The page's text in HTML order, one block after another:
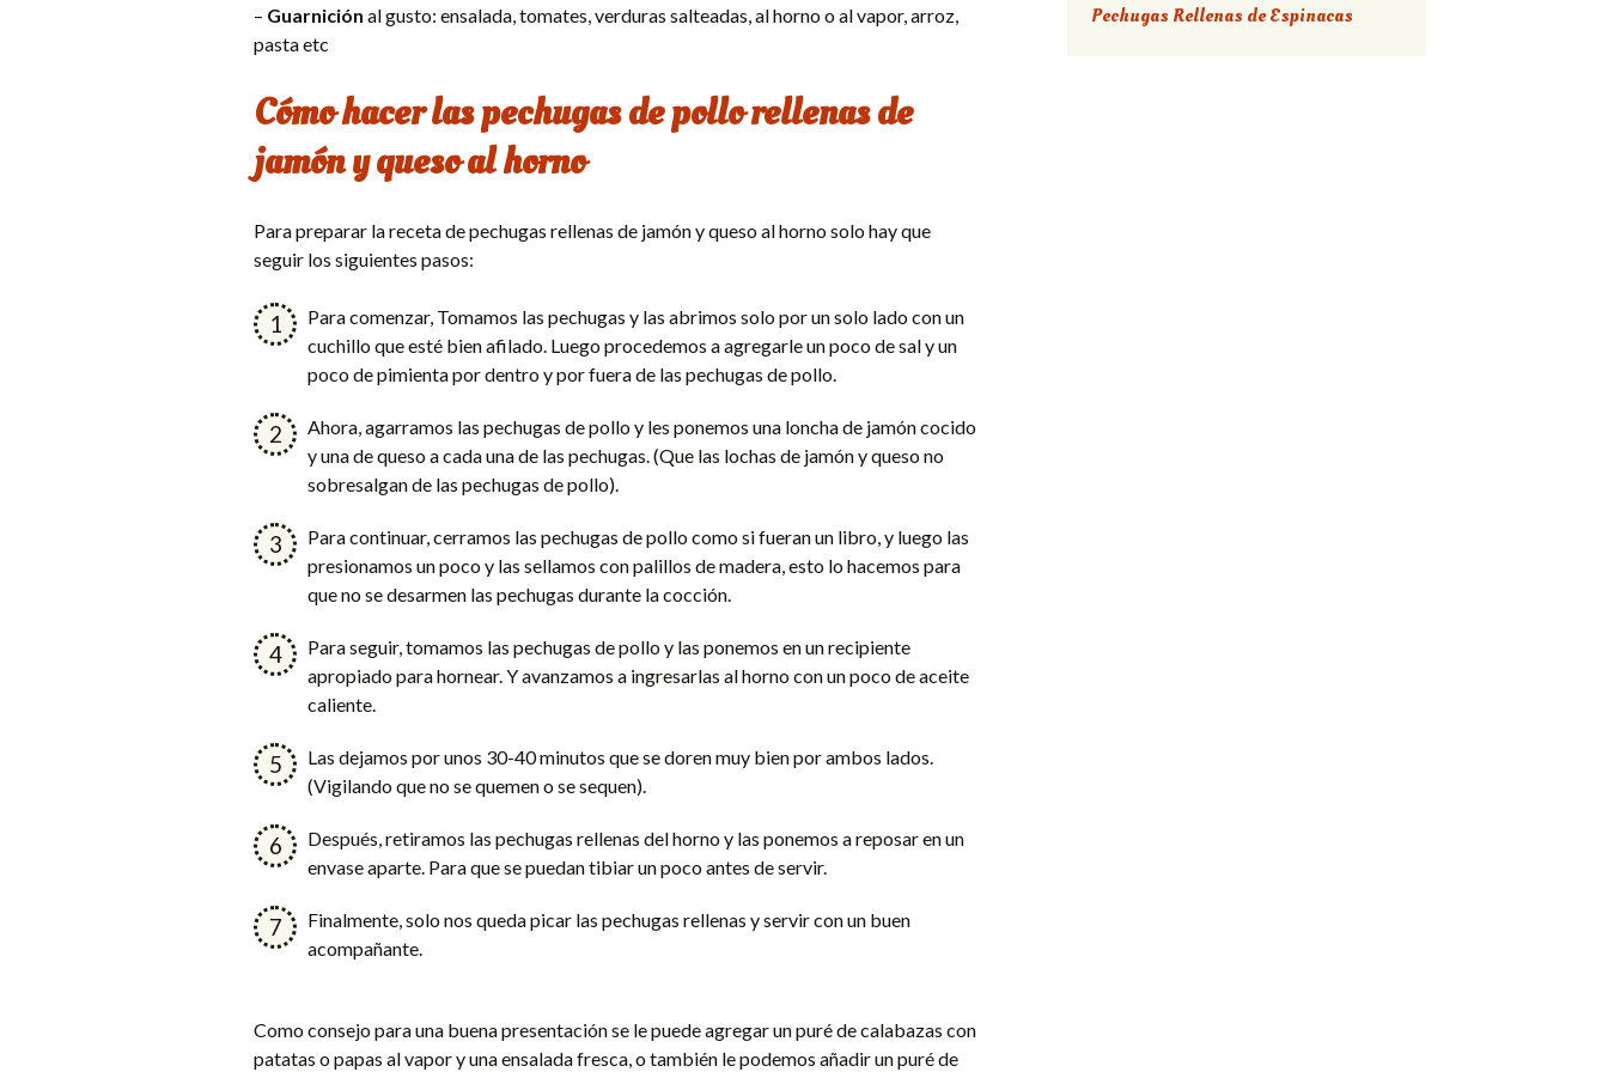
– Guarnición al gusto: ensalada, tomates, verduras salteadas, al horno o al vapor, arroz,
pasta etc
Cómo hacer las pechugas de pollo rellenas de
jamón y queso al horno
Para preparar la receta de pechugas rellenas de jamón y queso al horno solo hay que
seguir los siguientes pasos:
Para comenzar, Tomamos las pechugas y las abrimos solo por un solo lado con un
cuchillo que esté bien afilado. Luego procedemos a agregarle un poco de sal y un
poco de pimienta por dentro y por fuera de las pechugas de pollo.
Ahora, agarramos las pechugas de pollo y les ponemos una loncha de jamón cocido
y una de queso a cada una de las pechugas. (Que las lochas de jamón y queso no
sobresalgan de las pechugas de pollo).
Para continuar, cerramos las pechugas de pollo como si fueran un libro, y luego las
presionamos un poco y las sellamos con palillos de madera, esto lo hacemos para
que no se desarmen las pechugas durante la cocción.
Para seguir, tomamos las pechugas de pollo y las ponemos en un recipiente
apropiado para hornear. Y avanzamos a ingresarlas al horno con un poco de aceite
caliente.
Las dejamos por unos 30-40 minutos que se doren muy bien por ambos lados.
(Vigilando que no se quemen o se sequen).
Después, retiramos las pechugas rellenas del horno y las ponemos a reposar en un
envase aparte. Para que se puedan tibiar un poco antes de servir.
Finalmente, solo nos queda picar las pechugas rellenas y servir con un buen
acompañante.
Como consejo para una buena presentación se le puede agregar un puré de calabazas con
patatas o papas al vapor y una ensalada fresca, o también le podemos añadir un puré de
Pechugas Rellenas de Espinacas